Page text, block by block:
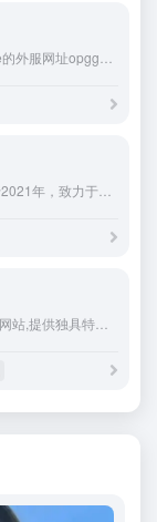
今天跟大家介绍一款类似于WeGame的外服网址opgg。opgg的功能一共分成4大部分，战绩查询，实时对战数据，英雄统计数据和职业选手关注功能 Opgg 类似于国内查询战绩软件
海拥，一枚99年的博主，网站创办于2021年，致力于为摸鱼家族提供一个良好的学习（摸鱼）环境。拥有在线摸鱼小游戏、工具、动画案例等，各类计算机技术资源（前端、Java、Python等）无论是初学计算机技术的蒟蒻，还是久经沙场的大神，均可从中获益，也可以帮助他人，共同进步。是学习、摸鱼时理想的网站。
玩一玩游戏网是玩家喜爱的游戏门户网站,提供独具特色的游戏资讯,大量游戏攻略,经验,评测文章,以及热门游戏资料专题